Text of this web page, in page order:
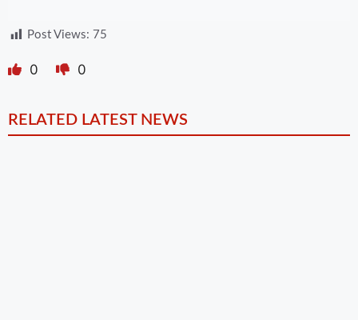
Post Views: 75
0 0
RELATED LATEST NEWS